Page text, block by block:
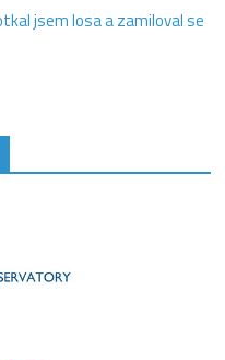
jsem losa a zamiloval se